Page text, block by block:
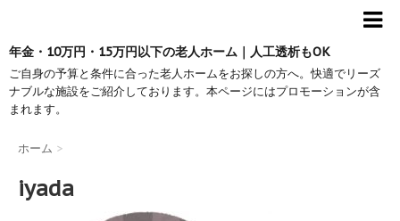
年金・10万円・15万円以下の老人ホーム｜人工透析もOK
ご自身の予算と条件に合った老人ホームをお探しの方へ。快適でリーズ
ナブルな施設をご紹介しております。本ページにはプロモーションが含
まれます。
ホーム >
iyada